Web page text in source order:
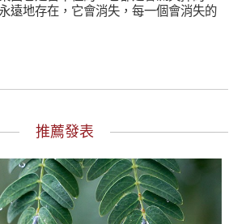
遠地存在，它會消失，每一個會消失的
推薦發表